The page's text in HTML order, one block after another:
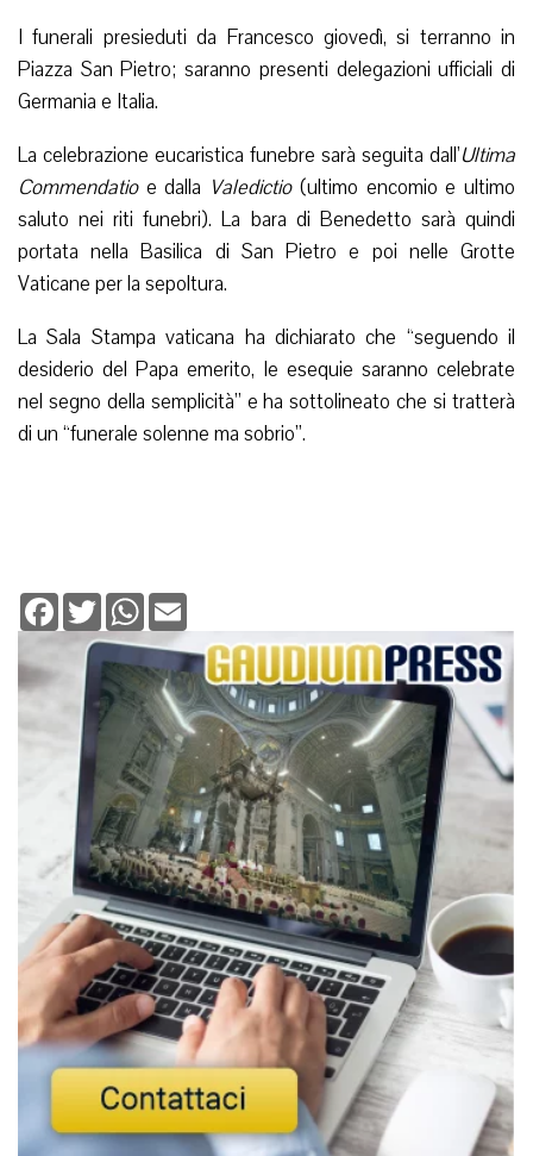
I funerali presieduti da Francesco giovedì, si terranno in
Piazza San Pietro; saranno presenti delegazioni ufficiali di
Germania e Italia.
La celebrazione eucaristica funebre sarà seguita dall’Ultima
Commendatioe dalla Valedictio(ultimo encomio e ultimo
saluto nei riti funebri). La bara di Benedetto sarà quindi
portata nella Basilica di San Pietro e poi nelle Grotte
Vaticane per la sepoltura.
La Sala Stampa vaticana ha dichiarato che “seguendo il
desiderio del Papa emerito, le esequie saranno celebrate
nel segno della semplicità” e ha sottolineato che si tratterà
di un “funerale solenne ma sobrio”.
Facebook
TwitterWhatsApp